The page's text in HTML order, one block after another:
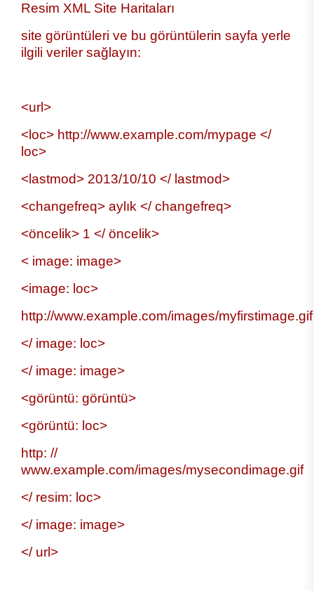
Resim XML Site Haritaları
site görüntüleri ve bu görüntülerin sayfa yerle
ilgili veriler sağlayın:
<url>
<loc> http://www.example.com/mypage </
loc>
<lastmod> 2013/10/10 </ lastmod>
<changefreq> aylık </ changefreq>
<öncelik> 1 </ öncelik>
< image: image>
<image: loc>
http://www.example.com/images/myfirstimage.gif
</ image: loc>
</ image: image>
<görüntü: görüntü>
<görüntü: loc>
http: //
www.example.com/images/mysecondimage.gif
</ resim: loc>
</ image: image>
</ url>